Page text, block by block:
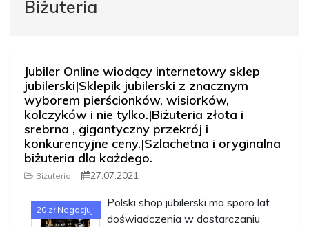
Biżuteria
Jubiler Online wiodący internetowy sklep
jubilerski|Sklepik jubilerski z znacznym
wyborem pierścionków, wisiorków,
kolczyków i nie tylko.|Biżuteria złota i
srebrna , gigantyczny przekrój i
konkurencyjne ceny.|Szlachetna i oryginalna
biżuteria dla każdego.
Biżuteria 27.07.2021
20 zł Negocjuj!
Polski shop jubilerski ma sporo lat
doświadczenia w dostarczaniu